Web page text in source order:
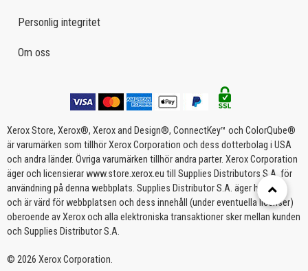
Personlig integritet
Om oss
Xerox Store, Xerox®, Xerox and Design®, ConnectKey™ och ColorQube®
är varumärken som tillhör Xerox Corporation och dess dotterbolag i USA
och andra länder. Övriga varumärken tillhör andra parter. Xerox Corporation
äger och licensierar www.store.xerox.eu till Supplies Distributors S.A. för
användning på denna webbplats. Supplies Distributor S.A. äger handhar
och är värd för webbplatsen och dess innehåll (under eventuella licenser)
oberoende av Xerox och alla elektroniska transaktioner sker mellan kunden
och Supplies Distributor S.A.
© 2026 Xerox Corporation.